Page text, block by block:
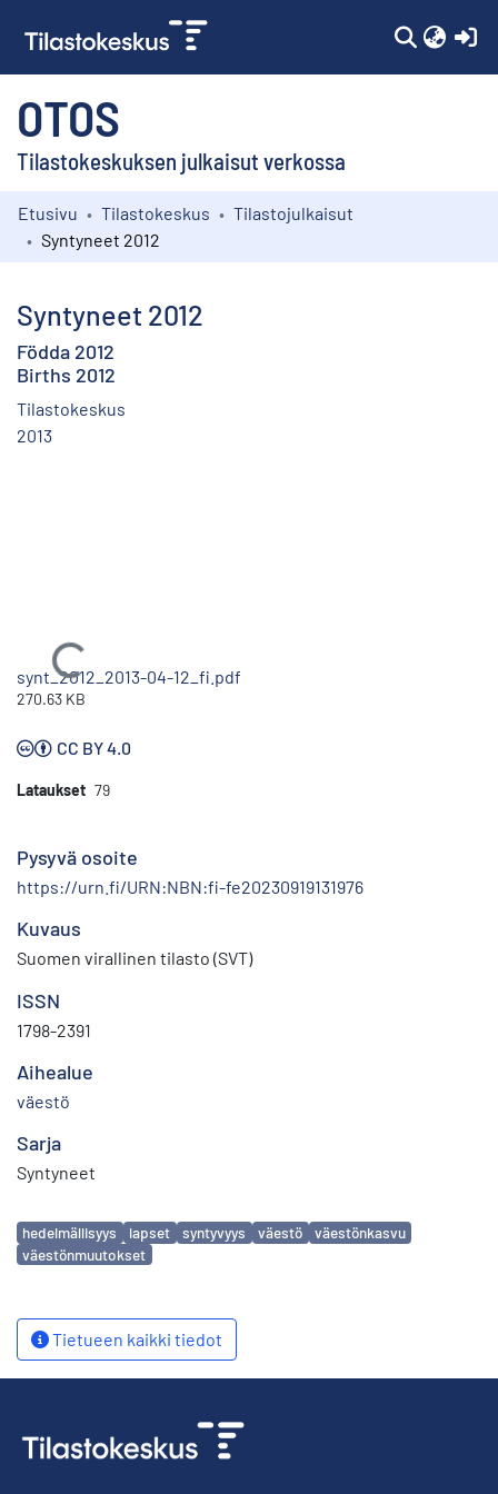
OTOS
Tilastokeskuksen julkaisut verkossa
Kokoelmat
Etusivu Tilastokeskus
Tilastojulkaisut
Syntyneet 2012
Syntyneet 2012
Födda 2012
Births 2012
Tilastokeskus
2013
Ladataan...
synt_2012_2013-04-12_fi.pdf
270.63 KB
CC BY 4.0
Lataukset 79
Pysyvä osoite
https://urn.fi/URN:NBN:fi-fe20230919131976
Kuvaus
Suomen virallinen tilasto (SVT)
ISSN
1798-2391
Aihealue
väestö
Sarja
Syntyneet
Avainsanat
hedelmällisyys lapset syntyvyys väestö
väestönkasvu
väestönmuutokset
Tietueen kaikki tiedot